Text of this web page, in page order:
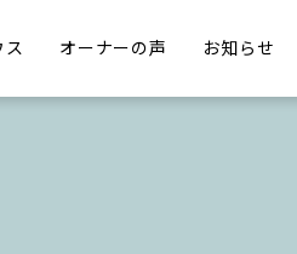
ス オーナーの声 お知らせ